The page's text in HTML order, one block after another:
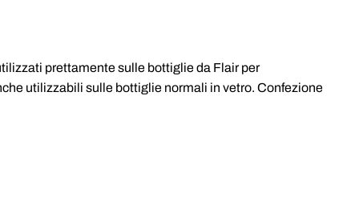
prettamente sulle bottiglie da Flair per
utilizzabili sulle bottiglie normali in vetro. Confezione